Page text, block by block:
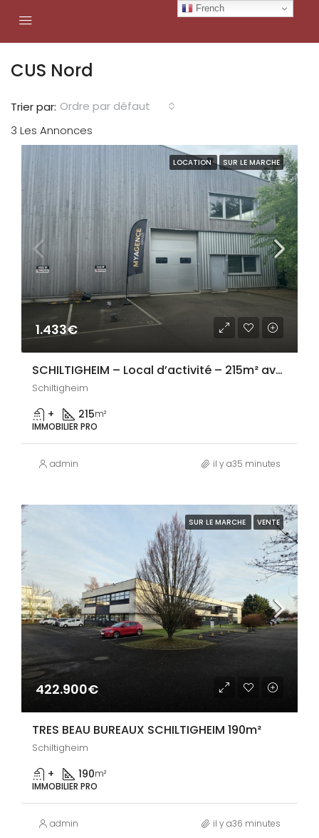
CUS Nord
3 Les Annonces
Trier par: Ordre par défaut
LOCATION SUR LE MARCHE
1.433€
SCHILTIGHEIM – Local d’activité – 215m² avec porte sectionnelle
Schiltigheim
+ 215m²
IMMOBILIER PRO
admin il y a35 minutes
SUR LE MARCHE VENTE
422.900€
TRES BEAU BUREAUX SCHILTIGHEIM 190m²
Schiltigheim
+ 190m²
IMMOBILIER PRO
admin il y a36 minutes
French